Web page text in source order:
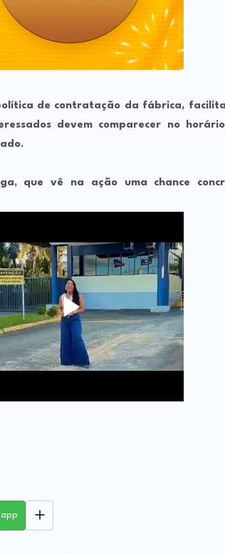
de contratação da fábrica,
devem comparecer no
que vê na ação uma chance